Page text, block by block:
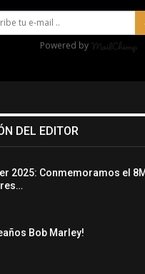
Powered by
DEL EDITOR
2025: Conmemoramos el 8M
Bob Marley!